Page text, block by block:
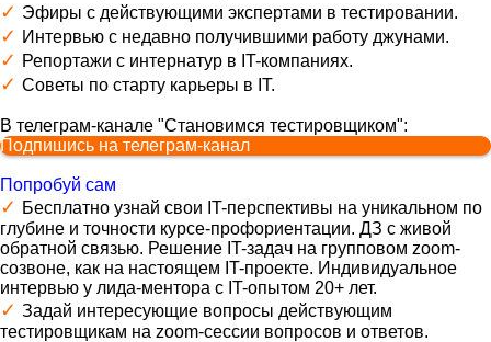
✓ Эфиры с действующими экспертами в тестировании.
✓ Интервью с недавно получившими работу джунами.
✓ Репортажи с интернатур в IT-компаниях.
✓ Советы по старту карьеры в IT.
В телеграм-канале "Становимся тестировщиком":
Подпишись на телеграм-канал
Попробуй сам
✓ Бесплатно узнай свои IT-перспективы на уникальном по
глубине и точности курсе-профориентации. ДЗ с живой
обратной связью. Решение IT-задач на групповом zoom-
созвоне, как на настоящем IT-проекте. Индивидуальное
интервью у лида-ментора с IT-опытом 20+ лет.
✓ Задай интересующие вопросы действующим
тестировщикам на zoom-сессии вопросов и ответов.